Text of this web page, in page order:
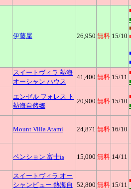
伊藤屋 26,950 無料 15/10
スイートヴィラ 熱海
オーシャン ハウス
41,400 無料 15/11
エンゼル フォレス ト
熱海自然郷
20,900 無料 15/10
Mount Villa Atami 24,871 無料 16/10
ペンション 富士is 15,000 無料 14/11
スイートヴィラ オー
シャンビュー 熱海自
52,800 無料 15/11